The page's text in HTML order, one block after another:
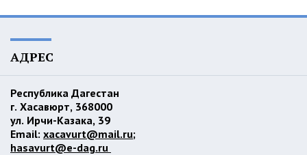
АДРЕС
Республика Дагестан
г. Хасавюрт, 368000
ул. Ирчи-Казака, 39
Email: xacavurt@mail.ru;
hasavurt@e-dag.ru